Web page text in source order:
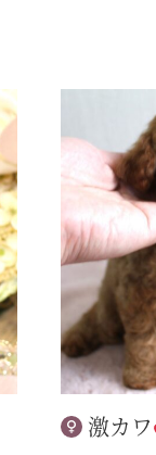
激カワ